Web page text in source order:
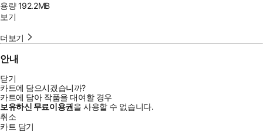
용량192.2MB
보기
더보기
안내
닫기
카트에 담으시겠습니까?
카트에 담아 작품을 대여할 경우
보유하신 무료이용권을 사용할 수 없습니다.
취소
카트 담기